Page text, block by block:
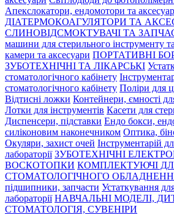
Апекслокатори, ендомотори та
ДІАТЕРМОКОАГУЛЯТОРИ ТА
СЛИНОВІДСМОКТУВАЧІ ТА
машини для стерильного інструменту
камери та аксесуари ПОРТАТИВНІ
ЗУБОТЕХНІЧНІ ТА ЛІКАРСЬКІ
стоматологічного кабінету
стоматологічного кабінету Поліри для
Відтисні ложки Контейнери, ємності
Лотки для інструментів Касети для
Диспенсери, підставки Ендо бокси,
силіконовим наконечником Оптика,
Окуляри, захист очей Інструментарій
лабораторії ЗУБОТЕХНІЧНІ
ВОСКОТОПКИ КОМПЛЕКТУЮЧІ
СТОМАТОЛОГІЧНОГО
підшипники, запчасти Устаткування
лабораторії НАВЧАЛЬНІ МОДЕЛІ,
СТОМАТОЛОГІЯ, СУВЕНІРИ